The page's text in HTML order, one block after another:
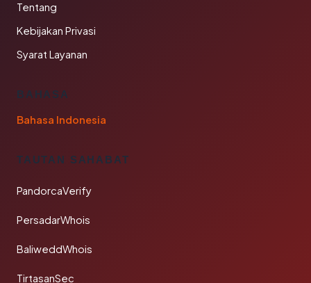
Tentang
Kebijakan Privasi
Syarat Layanan
BAHASA
Bahasa Indonesia
TAUTAN SAHABAT
PandorcaVerify
PersadarWhois
BaliweddWhois
TirtasanSec